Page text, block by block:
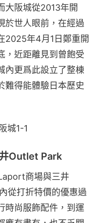
大阪城從2013年開
於世人眼前，在經過
2025年4月1日鄭重開
，近距離見到曾飽受
內更爲此設立了整棟
難得能體驗日本歷史
城1-1
Outlet Park
商場與三井
從打折特價的優惠過
時尚服飾配件，到運